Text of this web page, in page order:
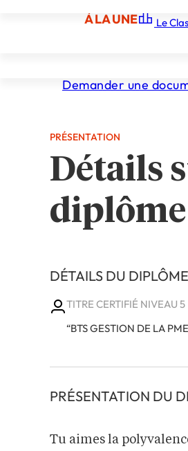
À LA UNE Le
Demander une
PRÉSENTATION
Détails
diplôme
DÉTAILS DU DIPLÔME
TITRE CERTIFIÉ NIVEAU 5
“BTS GESTION DE LA
PRÉSENTATION DU
Tu aimes la